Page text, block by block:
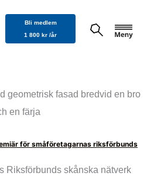
Bli medlem
1 800 kr /år
för småföretagarnas riksförbunds
Riksförbunds skånska nätverk